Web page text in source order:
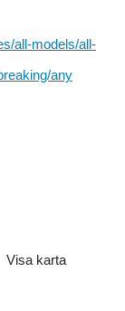
all-models/all-
any
Visa karta